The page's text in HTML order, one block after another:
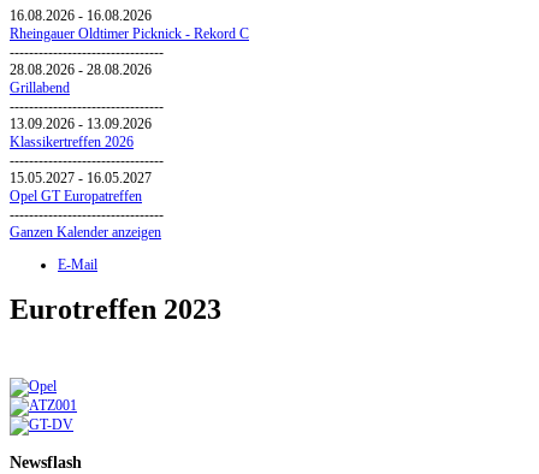
16.08.2026 - 16.08.2026
Rheingauer Oldtimer Picknick - Rekord C
--------------------------------
28.08.2026 - 28.08.2026
Grillabend
--------------------------------
13.09.2026 - 13.09.2026
Klassikertreffen 2026
--------------------------------
15.05.2027 - 16.05.2027
Opel GT Europatreffen
--------------------------------
Ganzen Kalender anzeigen
E-Mail
Eurotreffen 2023
Newsflash